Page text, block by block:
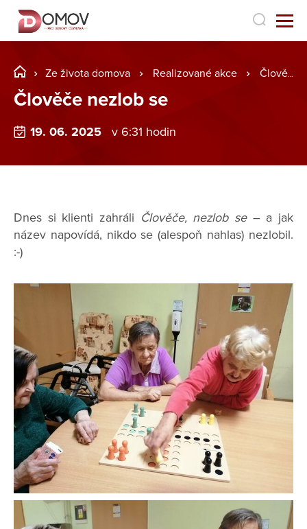
Ze života domova Realizované akce Člověče nezlob se
Člověče nezlob se
19. 06. 2025 v 6:31 hodin
Dnes si klienti zahráli Člověče, nezlob se– a jak
název napovídá, nikdo se (alespoň nahlas) nezlobil.
:-)